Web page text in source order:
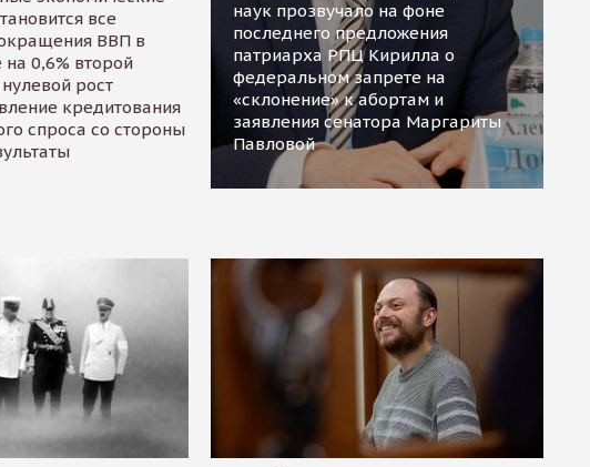
все
ВВП в
0,6% второй
рост
кредитования
спроса со стороны
наук прозвучало на фоне
последнего предложения
патриарха РПЦ Кирилла о
федеральном запрете на
«склонение» к абортам и
заявления сенатора Маргариты
Павловой